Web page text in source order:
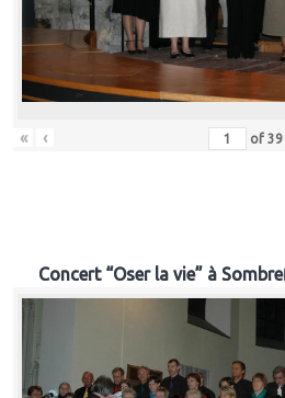
« ‹ of 39
Concert “Oser la vie” à